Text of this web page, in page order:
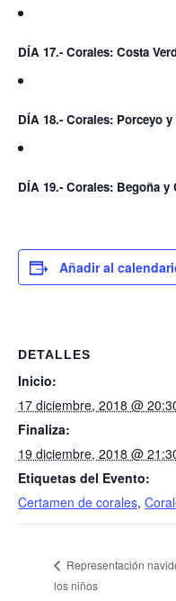
DÍA 17.- Corales: Costa
DÍA 18.- Corales: Porceyo
DÍA 19.- Corales: Begoña y
Añadir al
DETALLES
Inicio:
17 diciembre, 2018 @
Finaliza:
19 diciembre, 2018 @
Etiquetas del Evento:
Certamen de corales,
Representación
los niños